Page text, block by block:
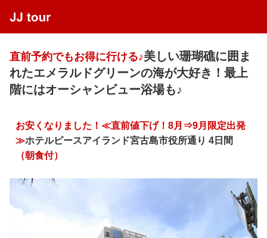
直前予約でもお得に行ける♪美しい珊瑚礁に囲ま
れたエメラルドグリーンの海が大好き！最上
階にはオーシャンビュー浴場も♪
お安くなりました！≪直前値下げ！8月⇒9月限定出発
≫ホテルピースアイランド宮古島市役所通り 4日間
（朝食付）